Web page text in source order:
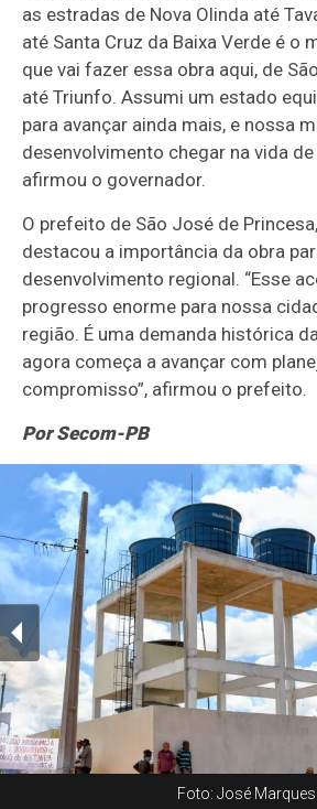
as estradas de Nova Olinda até
até Santa Cruz da Baixa Verde é o
que vai fazer essa obra aqui, de
até Triunfo. Assumi um estado
para avançar ainda mais, e nossa
desenvolvimento chegar na vida de
afirmou o governador.
O prefeito de São José de
destacou a importância da obra
desenvolvimento regional. “Esse
progresso enorme para nossa
região. É uma demanda histórica
agora começa a avançar com
compromisso”, afirmou o prefeito.
Por Secom-PB
Foto: José Marques